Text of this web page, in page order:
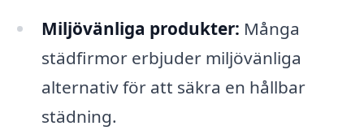
Miljövänliga produkter: Många
städfirmor erbjuder miljövänliga
alternativ för att säkra en hållbar
städning.